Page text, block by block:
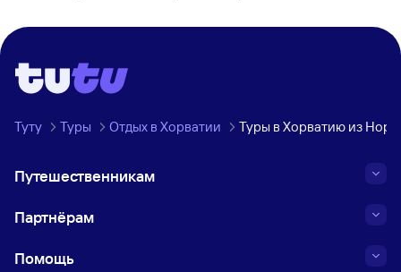
Туту Туры Отдых в Хорватии Туры в Хорватию из
Путешественникам
Партнёрам
Помощь